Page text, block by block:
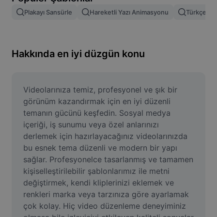
Resim arka planını kaldırma
Resim İyileştirme Aracı
Çevrimiçi Fotoğraf Düzenleyici
Mizah Görseli Oluşturucu
AI Text Remover
AI People Remover
AI Inpainting
Face Cutout
Plakayı Sansürle Hareketli Yazı Animasyonu Türkçe
Hakkında en iyi düzgün konu
Videolarınıza temiz, profesyonel ve şık bir
görünüm kazandırmak için en iyi düzenli
temanın gücünü keşfedin. Sosyal medya
içeriği, iş sunumu veya özel anlarınızı
derlemek için hazırlayacağınız videolarınızda
bu esnek tema düzenli ve modern bir yapı
sağlar. Profesyonelce tasarlanmış ve tamamen
kişiselleştirilebilir şablonlarımız ile metni
değiştirmek, kendi kliplerinizi eklemek ve
renkleri marka veya tarzınıza göre ayarlamak
çok kolay. Hiç video düzenleme deneyiminiz